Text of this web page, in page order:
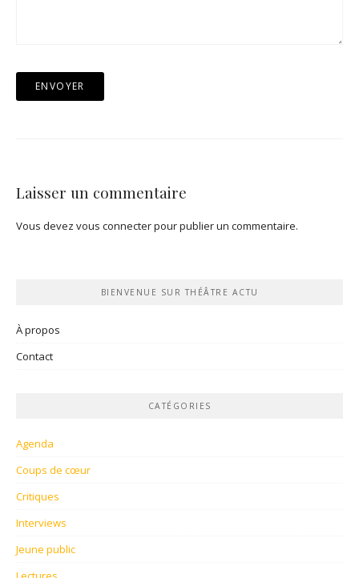
Laisser un commentaire
Vous devez vous connecterpour publier un commentaire.
BIENVENUE SUR THÉÂTRE ACTU
À propos
Contact
CATÉGORIES
Agenda
Coups de cœur
Critiques
Interviews
Jeune public